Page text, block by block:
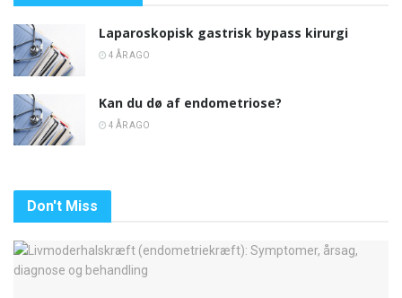
Laparoskopisk gastrisk bypass kirurgi
4 ÅR AGO
Kan du dø af endometriose?
4 ÅR AGO
Don't Miss